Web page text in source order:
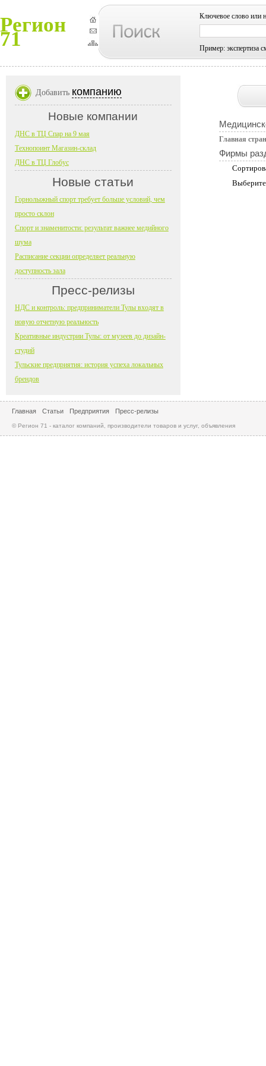
Регион
71
Ключевое слово или
Пример: экспертиза
Главная
Фирмы
Добавить компанию
Новые компании
ДНС в ТЦ Спар на 9 мая
Технопоинт Магазин-склад
ДНС в ТЦ Глобус
Новые статьи
Горнолыжный спорт требует больше условий, чем
просто склон
Спорт и знаменитости: результат важнее медийного
шума
Расписание секции определяет реальную
доступность зала
Пресс-релизы
НДС и контроль: предприниматели Тулы входят в
новую отчетную реальность
Креативные индустрии Тулы: от музеев до дизайн-
студий
Тульские предприятия: история успеха локальных
брендов
Главная Статьи Предприятия Пресс-релизы
© Регион 71 - каталог компаний, производители товаров и услуг, объявления